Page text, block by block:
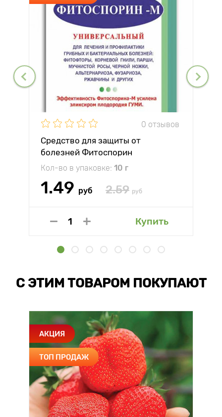
0 отзывов
Средство для защиты от
болезней Фитоспорин
Кол-во в упаковке: 10 г
1.49 руб 2.59 руб
Купить
С ЭТИМ ТОВАРОМ ПОКУПАЮТ
АКЦИЯ
ТОП ПРОДАЖ